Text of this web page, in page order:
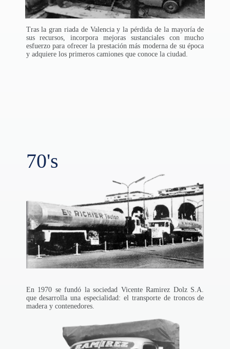
Tras la gran riada de Valencia y la pérdida de la mayoría de
sus recursos, incorpora mejoras sustanciales con mucho
esfuerzo para ofrecer la prestación más moderna de su época
y adquiere los primeros camiones que conoce la ciudad.
70's
En 1970 se fundó la sociedad Vicente Ramirez Dolz S.A.
que desarrolla una especialidad: el transporte de troncos de
madera y contenedores.